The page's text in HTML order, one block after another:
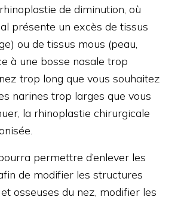
de diminution, où
présente un excès de tissus
ou de tissus mous (peau,
à une bosse nasale trop
trop long que vous souhaitez
narines trop larges que vous
la rhinoplastie chirurgicale
permettre d’enlever les
de modifier les structures
osseuses du nez, modifier les